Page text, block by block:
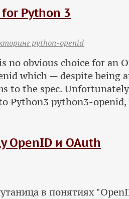
Python 3
python-openid
no obvious choice for an
which — despite being
to the spec.
Python3 python3-openid,
OpenID и OAuth
в понятиях